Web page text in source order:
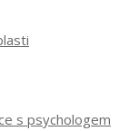
s psychologem